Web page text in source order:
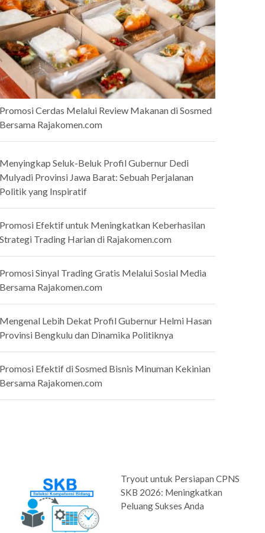
Cerdas Melalui Review Makanan di Sosmed
Rajakomen.com
Seluk-Beluk Profil Gubernur Dedi
Provinsi Jawa Barat: Sebuah Perjalanan
yang Inspiratif
Efektif untuk Meningkatkan Keberhasilan
Trading Harian di Rajakomen.com
Sinyal Trading Gratis Melalui Sosial Media
Rajakomen.com
Lebih Dekat Profil Gubernur Helmi Hasan
Bengkulu dan Dinamika Politiknya
Efektif di Sosmed Bisnis Minuman Kekinian
Rajakomen.com
Tryout untuk Persiapan CPNS
SKB 2026: Meningkatkan
Peluang Sukses Anda